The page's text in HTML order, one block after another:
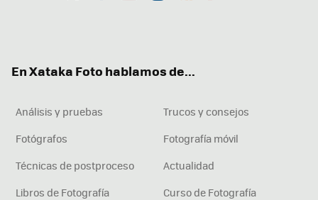
En Xataka Foto hablamos de...
Análisis y pruebas
Trucos y consejos
Fotógrafos
Fotografía móvil
Técnicas de postproceso
Actualidad
Libros de Fotografía
Curso de Fotografía